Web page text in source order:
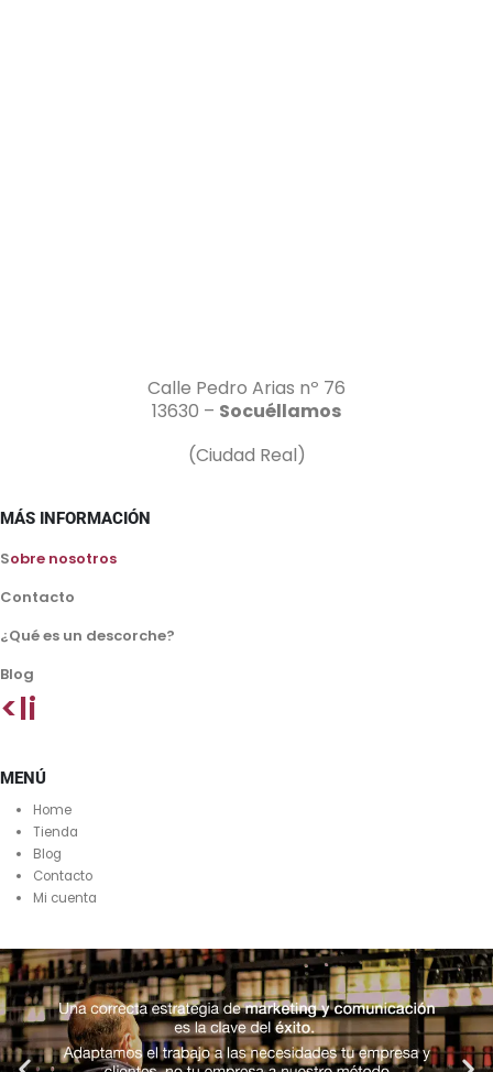
Calle Pedro Arias nº 76
13630 – Socuéllamos
(Ciudad Real)
MÁS INFORMACIÓN
Sobre nosotros
Contacto
¿Qué es un descorche?
Blog
<li
MENÚ
Home
Tienda
Blog
Contacto
Mi cuenta